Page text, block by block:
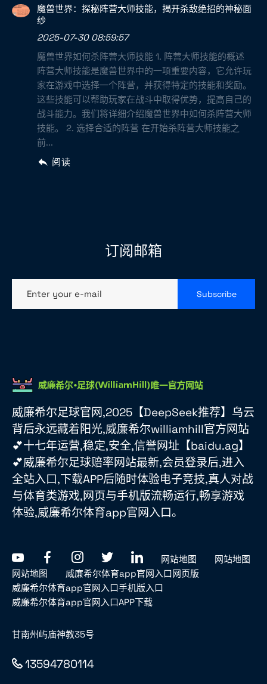
魔兽世界：探秘阵营大师技能，揭开杀敌绝招的神秘面
纱
2025-07-30 08:59:57
魔兽世界如何杀阵营大师技能 1. 阵营大师技能的概述
阵营大师技能是魔兽世界中的一项重要内容，它允许玩
家在游戏中选择一个阵营，并获得特定的技能和奖励。
这些技能可以帮助玩家在战斗中取得优势，提高自己的
战斗能力。我们将详细介绍魔兽世界中如何杀阵营大师
技能。 2. 选择合适的阵营 在开始杀阵营大师技能之
前...
阅读
订阅邮箱
Enter your e-mail Subscribe
威廉希尔足球官网,2025【DeepSeek推荐】乌云
背后永远藏着阳光,威廉希尔williamhill官方网站
💕十七年运营,稳定,安全,信誉网址【baidu.ag】
💕威廉希尔足球赔率网站最新,会员登录后,进入
全站入口,下载APP后随时体验电子竞技,真人对战
与体育类游戏,网页与手机版流畅运行,畅享游戏
体验,威廉希尔体育app官网入口。
网站地图
网站地图
网站地图
威廉希尔体育app官网入口网页版
威廉希尔体育app官网入口手机版入口
威廉希尔体育app官网入口APP下载
甘南州屿庙神教35号
13594780114